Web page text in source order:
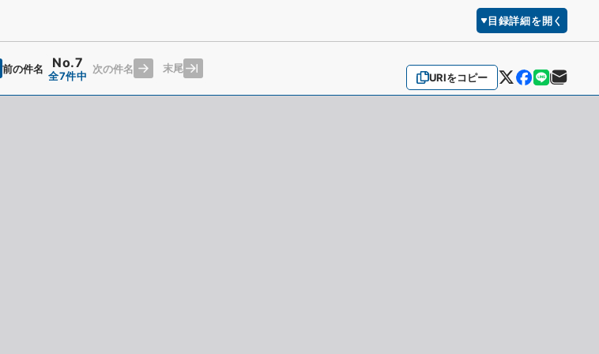
目録詳細を開く
URIをコピー
前の件名 No.7
全7件中
次の件名 末尾